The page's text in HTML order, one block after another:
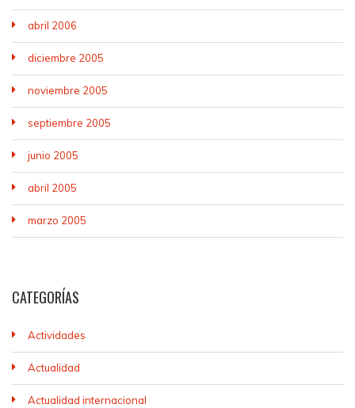
abril 2006
diciembre 2005
noviembre 2005
septiembre 2005
junio 2005
abril 2005
marzo 2005
CATEGORÍAS
Actividades
Actualidad
Actualidad internacional